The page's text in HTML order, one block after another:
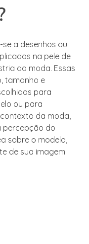
a desenhos ou
na pele de
da moda. Essas
tamanho e
para
ou para
da moda,
percepção do
sobre o modelo,
de sua imagem.